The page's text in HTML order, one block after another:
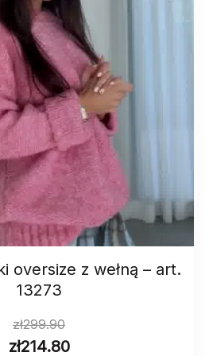
oversize z wełną – art.
13273
zł299.90
zł214.80